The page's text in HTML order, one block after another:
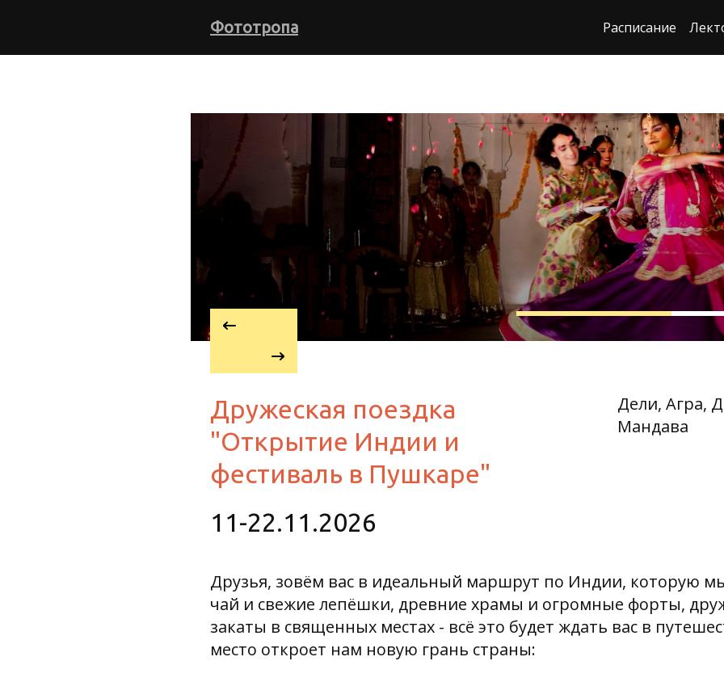
Фототропа Расписание
Дружеская поездка
"Открытие Индии и
фестиваль в Пушкаре"
11-22.11.2026
Дели, Агра,
Мандава
Друзья, зовём вас в идеальный маршрут по Индии, которую
чай и свежие лепёшки, древние храмы и огромные форты,
закаты в священных местах - всё это будет ждать вас в
место откроет нам новую грань страны: